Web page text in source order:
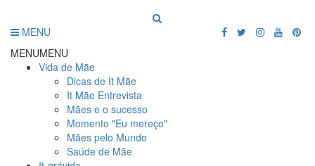
MENU
MENUMENU
Vida de Mãe
Dicas de It Mãe
It Mãe Entrevista
Mães e o sucesso
Momento "Eu mereço"
Mães pelo Mundo
Saúde de Mãe